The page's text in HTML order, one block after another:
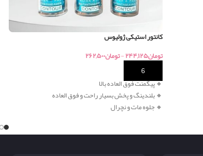
کانتور استیکی ژولیوس
تومان۲۴۴,۱۲۵-تومان۲۶۲,۵۰۰
خرید
🔸پیگمنت فوق العاده بالا
🔸 بلندینگ و پخش بسیار راحت و فوق العاده
🔸 جلوه مات و نچرال